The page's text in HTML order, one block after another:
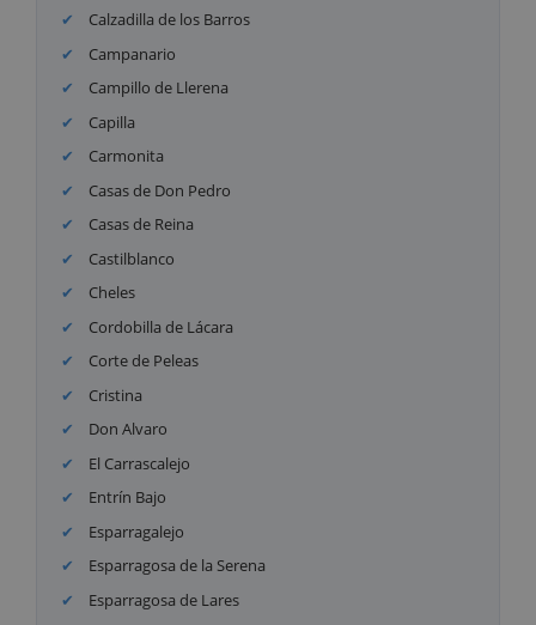
Calzadilla de los Barros
Campanario
Campillo de Llerena
Capilla
Carmonita
Casas de Don Pedro
Casas de Reina
Castilblanco
Cheles
Cordobilla de Lácara
Corte de Peleas
Cristina
Don Alvaro
El Carrascalejo
Entrín Bajo
Esparragalejo
Esparragosa de la Serena
Esparragosa de Lares